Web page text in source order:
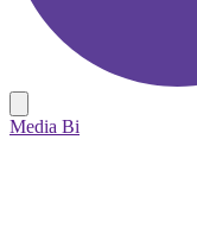
Media Bi